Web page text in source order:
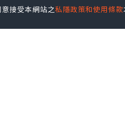
代表本站的立場。因此本站對所
接受本網站之私隱政策和使用條款